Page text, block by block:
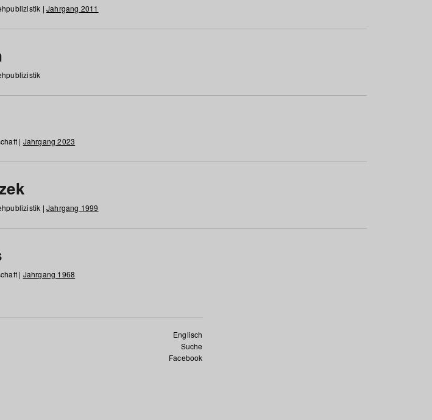
| Jahrgang 2011
| Jahrgang 2023
| Jahrgang 1999
| Jahrgang 1968
Englisch
Suche
Facebook